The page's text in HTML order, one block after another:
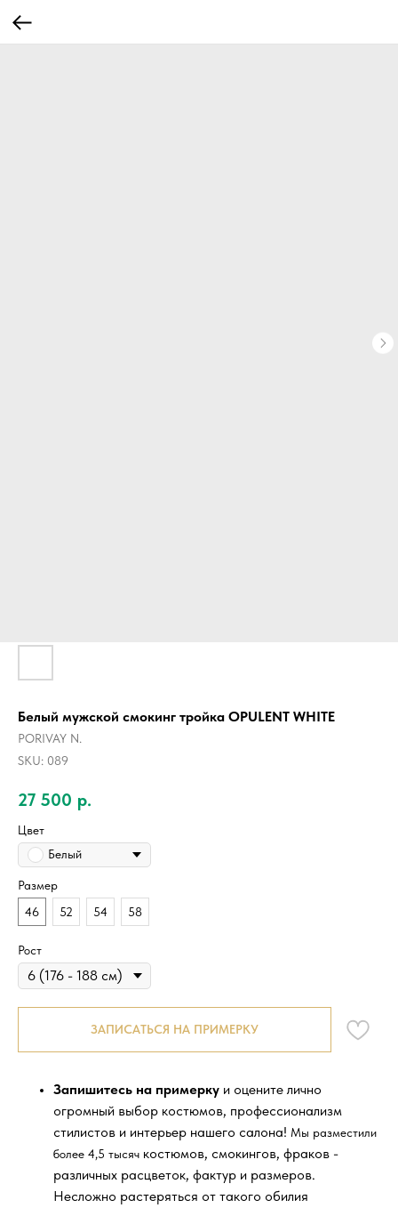
Белый мужской смокинг тройка OPULENT WHITE
PORIVAY N.
SKU: 089
27 500 р.
Цвет
Белый
Размер
46
52 54 58
Рост
ЗАПИСАТЬСЯ НА ПРИМЕРКУ
Запишитесь на примерку и оцените лично
огромный выбор костюмов, профессионализм
стилистов и интерьер нашего салона! Мы разместили
более 4,5 тысяч костюмов, смокингов, фраков -
различных расцветок, фактур и размеров.
Несложно растеряться от такого обилия